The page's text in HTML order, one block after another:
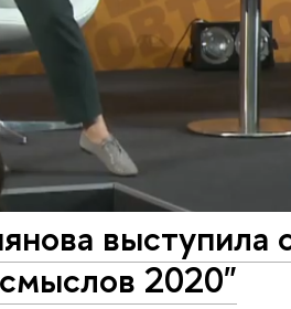
выступила
2020"